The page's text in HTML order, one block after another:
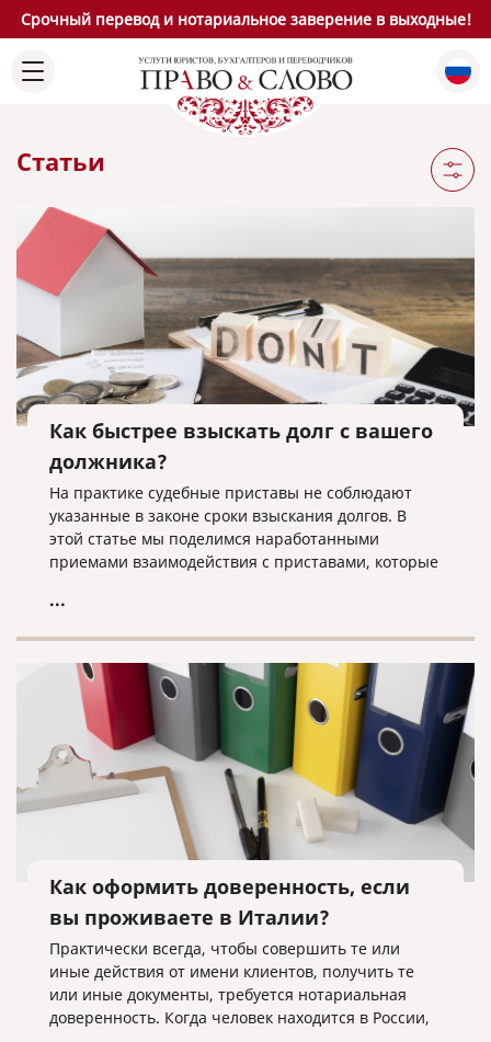
Срочный перевод и нотариальное заверение в выходные!
Статьи
Как быстрее взыскать долг с вашего
должника?
На практике судебные приставы не соблюдают
указанные в законе сроки взыскания долгов. В
этой статье мы поделимся наработанными
приемами взаимодействия с приставами, которые
должника.
...
Как оформить доверенность, если
вы проживаете в Италии?
Практически всегда, чтобы совершить те или
иные действия от имени клиентов, получить те
или иные документы, требуется нотариальная
доверенность. Когда человек находится в России,